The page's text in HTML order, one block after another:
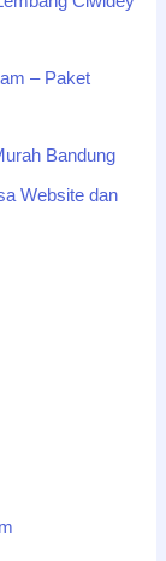
– Paket
Bandung
Website dan